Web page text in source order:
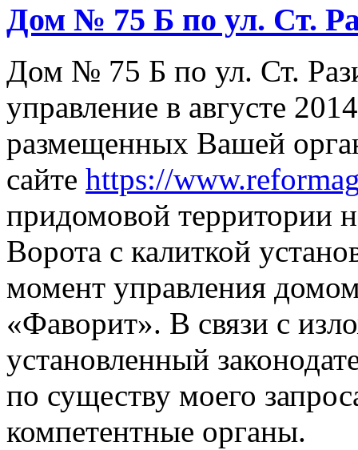
Дом № 75 Б по ул. Ст.
Дом № 75 Б по ул. Ст.
управление в августе
размещенных Вашей
сайте https://
придомовой территории
Ворота с калиткой
момент управления
«Фаворит». В связи с
установленный
по существу моего
компетентные органы.